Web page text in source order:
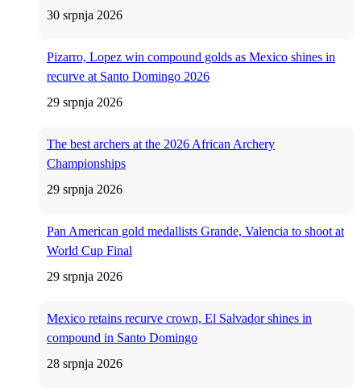
30 srpnja 2026
Pizarro, Lopez win compound golds as Mexico shines in
recurve at Santo Domingo 2026
29 srpnja 2026
The best archers at the 2026 African Archery
Championships
29 srpnja 2026
Pan American gold medallists Grande, Valencia to shoot at
World Cup Final
29 srpnja 2026
Mexico retains recurve crown, El Salvador shines in
compound in Santo Domingo
28 srpnja 2026